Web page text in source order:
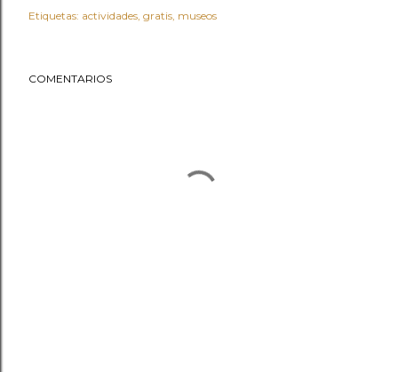
Etiquetas: actividades gratis museos
COMENTARIOS